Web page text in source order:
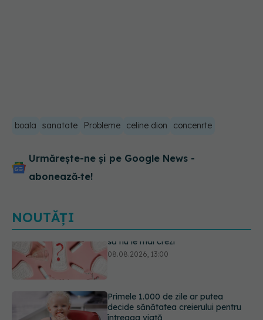
boala sanatate Probleme celine dion concenrte
Urmărește-ne și pe Google News -
abonează‑te!
NOUTĂȚI
Primele 1.000 de zile ar putea
08.08.2026, 12:00